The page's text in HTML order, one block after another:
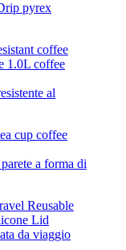
pyrex
al
a forma di
da viaggio